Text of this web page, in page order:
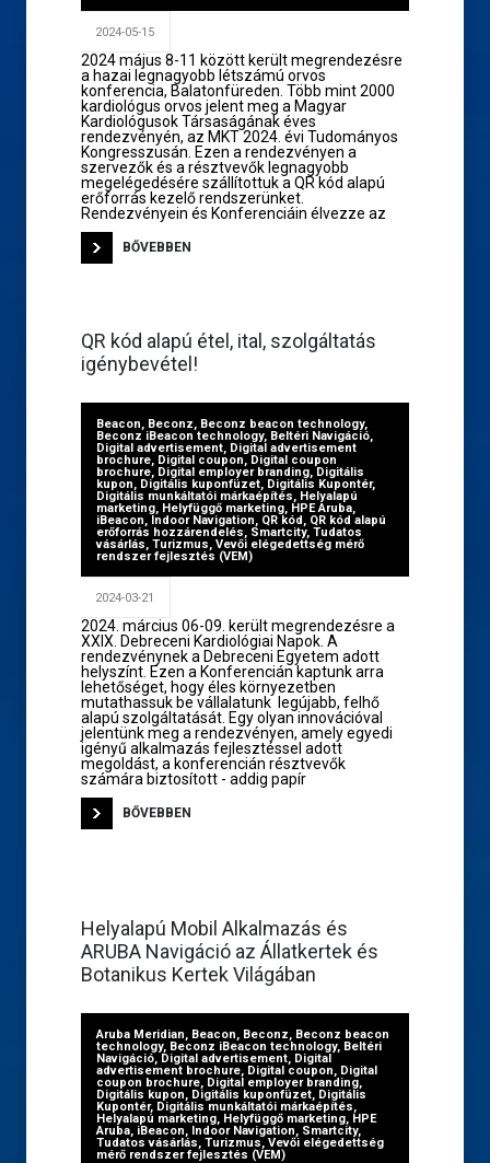
2024-05-15
2024 május 8-11 között került megrendezésre
a hazai legnagyobb létszámú orvos
konferencia, Balatonfüreden. Több mint 2000
kardiológus orvos jelent meg a Magyar
Kardiológusok Társaságának éves
rendezvényén, az MKT 2024. évi Tudományos
Kongresszusán. Ezen a rendezvényen a
szervezők és a résztvevők legnagyobb
megelégedésére szállítottuk a QR kód alapú
erőforrás kezelő rendszerünket.
Rendezvényein és Konferenciáin élvezze az
BŐVEBBEN
QR kód alapú étel, ital, szolgáltatás
igénybevétel!
Beacon, Beconz, Beconz beacon technology,
Beconz iBeacon technology, Beltéri Navigáció,
Digital advertisement, Digital advertisement
brochure, Digital coupon, Digital coupon
brochure, Digital employer branding, Digitális
kupon, Digitális kuponfüzet, Digitális Kupontér,
Digitális munkáltatói márkaépítés, Helyalapú
marketing, Helyfüggő marketing, HPE Aruba,
iBeacon, Indoor Navigation, QR kód, QR kód alapú
erőforrás hozzárendelés, Smartcity, Tudatos
vásárlás, Turizmus, Vevői elégedettség mérő
rendszer fejlesztés (VEM)
2024-03-21
2024. március 06-09. került megrendezésre a
XXIX. Debreceni Kardiológiai Napok. A
rendezvénynek a Debreceni Egyetem adott
helyszínt. Ezen a Konferencián kaptunk arra
lehetőséget, hogy éles környezetben
mutathassuk be vállalatunk legújabb, felhő
alapú szolgáltatását. Egy olyan innovációval
jelentünk meg a rendezvényen, amely egyedi
igényű alkalmazás fejlesztéssel adott
megoldást, a konferencián résztvevők
számára biztosított - addig papír
BŐVEBBEN
Helyalapú Mobil Alkalmazás és
ARUBA Navigáció az Állatkertek és
Botanikus Kertek Világában
Aruba Meridian, Beacon, Beconz, Beconz beacon
technology, Beconz iBeacon technology, Beltéri
Navigáció, Digital advertisement, Digital
advertisement brochure, Digital coupon, Digital
coupon brochure, Digital employer branding,
Digitális kupon, Digitális kuponfüzet, Digitális
Kupontér, Digitális munkáltatói márkaépítés,
Helyalapú marketing, Helyfüggő marketing, HPE
Aruba, iBeacon, Indoor Navigation, Smartcity,
Tudatos vásárlás, Turizmus, Vevői elégedettség
mérő rendszer fejlesztés (VEM)